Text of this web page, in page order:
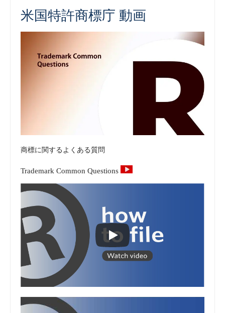
米国特許商標庁 動画
商標に関するよくある質問
Trademark Common Questions